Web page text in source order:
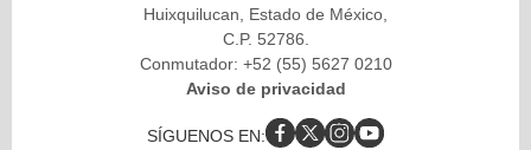
Huixquilucan, Estado de México,
C.P. 52786.
Conmutador: +52 (55) 5627 0210
Aviso de privacidad
SÍGUENOS EN: